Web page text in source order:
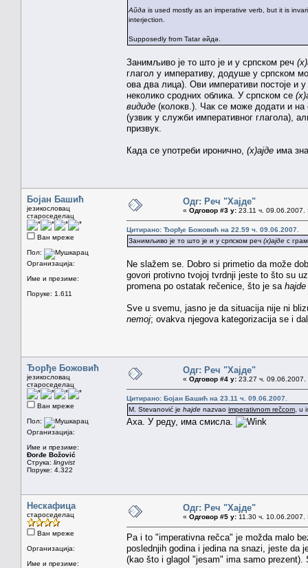
Айда is used mostly as an imperative verb, but it is
interjection.
Supposedly from Tatar әйдә.
Занимљиво је то што је и у српском реч
глагол у императиву, додуше у српском
ова два лица). Ови императиви постоје и
неколико сродних облика. У српском се
видиде (колокв.). Чак се може додати и
(узвик у служби императивног глагола),
призвук.
Када се употреби иронично, (х)ајде има
Бојан Башић
језикословац
староседелац
Ван мреже
Пол:
Организација:
Име и презиме:
Поруке: 1.611
Одг: Реч "Хајде"
« Одговор #3 у: 23.11 ч. 09.06.2007.
Цитирано: Ђорђе Божовић на 22.59 ч. 09.06.2007.
Занимљиво је то што је и у српском реч (х)ајде с
Ne slažem se. Dobro si primetio da može
govori protivno tvojoj tvrdnji jeste to što su
promena po ostatak rečenice, što je sa hajde
Sve u svemu, jasno je da situacija nije ni
nemoj; ovakva njegova kategorizacija se i
Ђорђе Божовић
језикословац
староседелац
Ван мреже
Пол:
Организација:
Име и презиме:
Đorđe Božović
Струка: lingvist
Поруке: 4.322
Одг: Реч "Хајде"
« Одговор #4 у: 23.27 ч. 09.06.2007.
Цитирано: Бојан Башић на 23.11 ч. 09.06.2007.
M. Stevanović je hajde nazvao imperativnom rečcom , u
Аха. У реду, има смисла.
Нескафица
староседелац
Ван мреже
Организација:
Име и презиме:
Одг: Реч "Хајде"
« Одговор #5 у: 11.30 ч. 10.06.2007.
Pa i to "imperativna rečca" je možda malo
poslednjih godina i jedina na snazi, jeste da
(kao što i glagol "jesam" ima samo